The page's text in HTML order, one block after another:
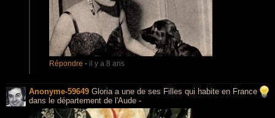
Répondre - il y a 8 ans
Anonyme-59649 Gloria a une de ses Filles qui habite en France
dans le département de l'Aude -